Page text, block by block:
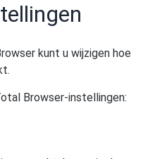
kunt u wijzigen hoe
Browser-instellingen: